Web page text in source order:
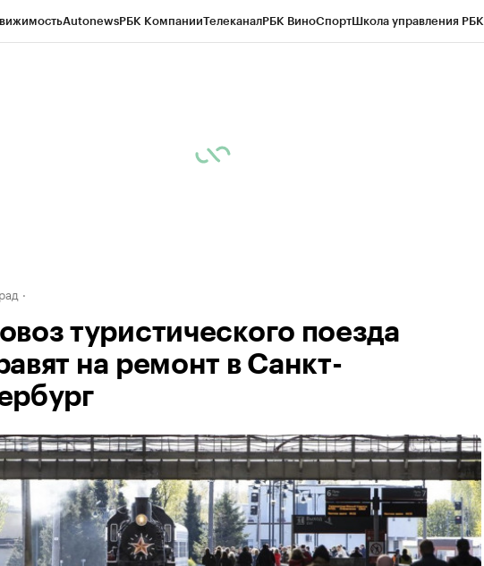
AutonewsРБК КомпанииТелеканалРБК ВиноСпортШкола управления РБК
туристического поезда
на ремонт в Санкт-